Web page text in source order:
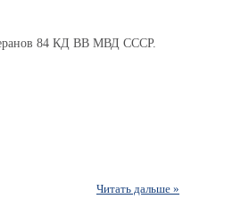
84 КД ВВ МВД СССР.
Читать дальше »